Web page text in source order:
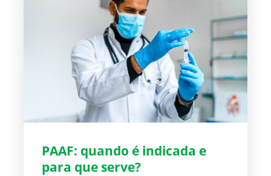
PAAF: quando é indicada e
para que serve?